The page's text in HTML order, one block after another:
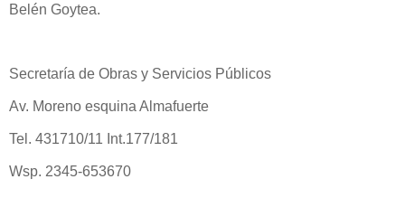
Belén Goytea.
Secretaría de Obras y Servicios Públicos
Av. Moreno esquina Almafuerte
Tel. 431710/11 Int.177/181
Wsp. 2345-653670